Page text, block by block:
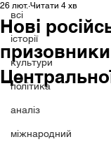
всі
історії
культури
політика
аналіз
міжнародний
Нові
26 лют. Читати 4 хв